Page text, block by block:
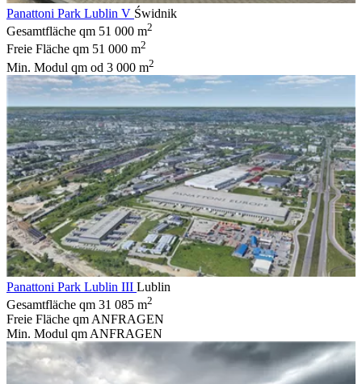
Panattoni Park Lublin V Świdnik
Gesamtfläche qm 51 000 m2
Freie Fläche qm 51 000 m2
Min. Modul qm od 3 000 m2
Panattoni Park Lublin III Lublin
Gesamtfläche qm 31 085 m2
Freie Fläche qm ANFRAGEN
Min. Modul qm ANFRAGEN